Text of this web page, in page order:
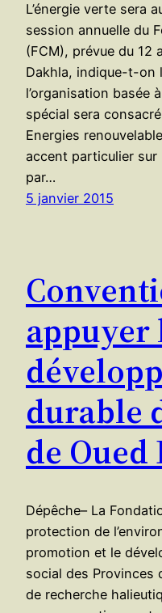
L’énergie verte sera
session annuelle du
(FCM), prévue du 12
Dakhla, indique-t-on
l’organisation basée
spécial sera
Energies
accent particulier
par…
5 janvier 2015
appuyer
durable
de Oued
Dépêche– La
protection de
promotion et le
social des Provinces
de recherche